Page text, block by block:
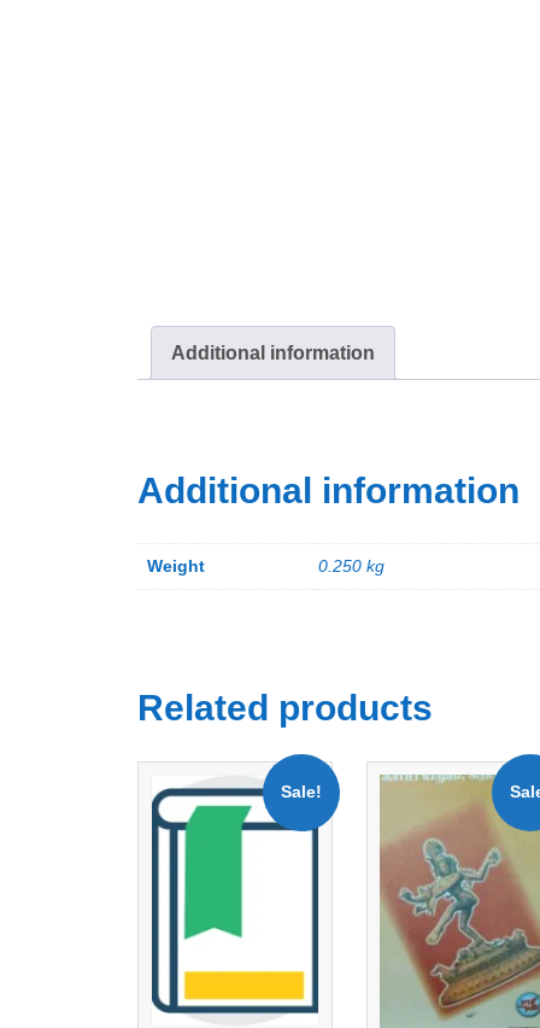
Additional information
Additional information
Weight 0.250 kg
Related products
Sale!